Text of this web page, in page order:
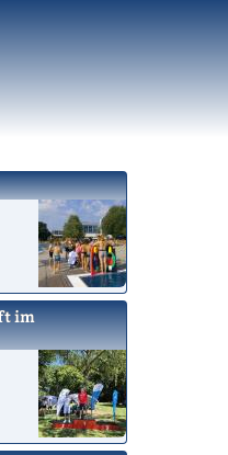
im